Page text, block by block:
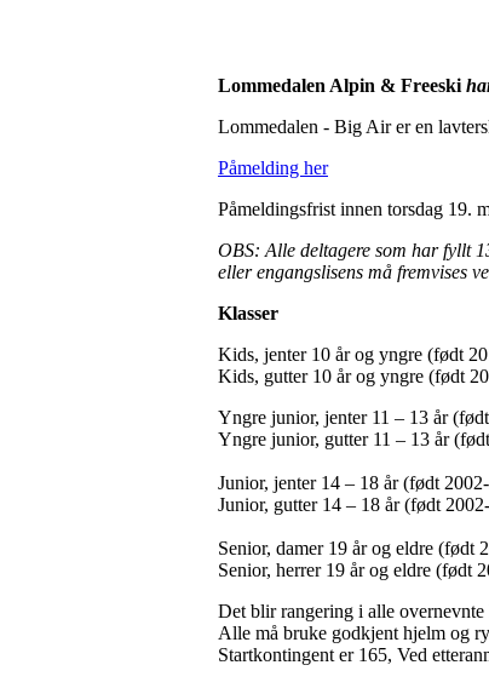
Lommedalen Alpin & Freeski
Lommedalen - Big Air er en
Påmelding her
Påmeldingsfrist innen torsdag 19.
OBS: Alle deltagere som har fyllt
eller engangslisens må fremvises
Klasser
Kids, jenter 10 år og yngre (født
Kids, gutter 10 år og yngre (født
Yngre junior, jenter 11 – 13 år
Yngre junior, gutter 11 – 13 år
Junior, jenter 14 – 18 år (født
Junior, gutter 14 – 18 år (født
Senior, damer 19 år og eldre (født
Senior, herrer 19 år og eldre (født
Det blir rangering i alle
Alle må bruke godkjent hjelm og
Startkontingent er 165, Ved